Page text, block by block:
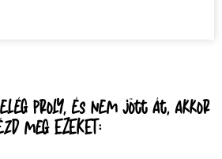
proly, és nem jött át, akkor
meg EZEKET: